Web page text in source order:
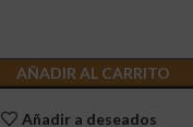
AÑADIR AL CARRITO
Añadir a deseados